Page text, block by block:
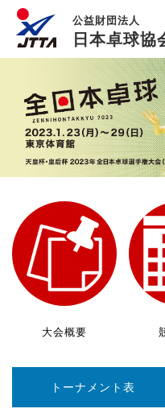
公益財団法人
日本卓球協
大会概要
トーナメント表